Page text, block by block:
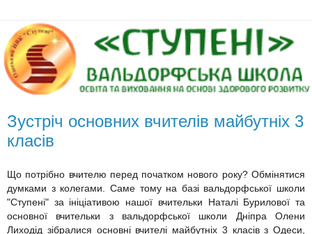
Зустріч основних вчителів майбутніх 3
класів
Що потрібно вчителю перед початком нового року? Обмінятися
думками з колегами. Саме тому на базі вальдорфської школи
"Ступені" за ініціативою нашої вчительки Наталі Бурилової та
основної вчительки з вальдорфської школи Дніпра Олени
Лиходід зібралися основні вчителі майбутніх 3 класів з Одеси,